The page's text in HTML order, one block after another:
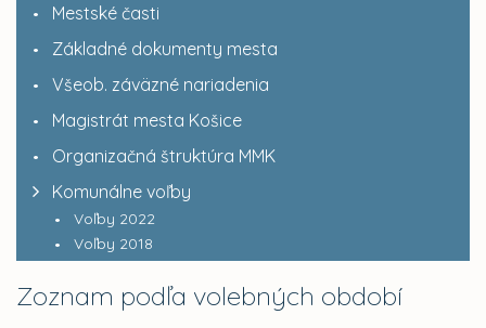
Mestské časti
Základné dokumenty mesta
Všeob. záväzné nariadenia
Magistrát mesta Košice
Organizačná štruktúra MMK
Komunálne voľby
Voľby 2022
Voľby 2018
Zoznam podľa volebných období